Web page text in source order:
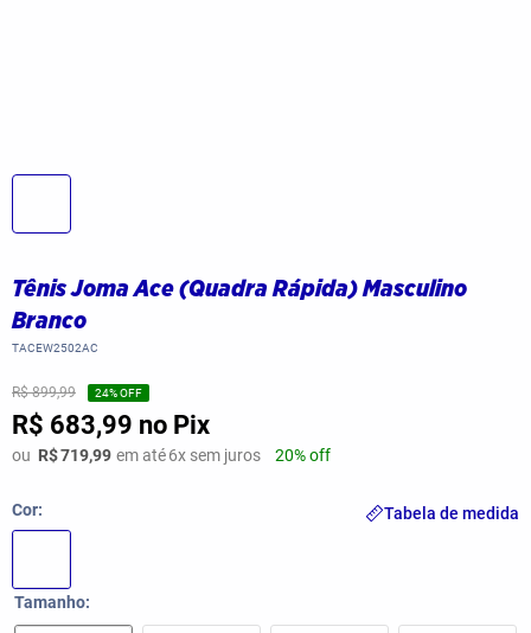
Tênis Joma Ace (Quadra Rápida) Masculino
Branco
TACEW2502AC
R$ 899,99 24% OFF
R$ 683,99 no Pix
ou R$719,99 em até6x sem juros 20% off
Cor
Tamanho
Tabela de medida